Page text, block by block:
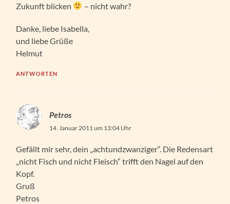
Zukunft blicken
– nicht wahr?
Danke, liebe Isabella,
und liebe Grüße
Helmut
ANTWORTEN
Petros
14. Januar 2011 um 13:04 Uhr
Gefällt mir sehr, dein „achtundzwanziger“. Die Redensart
„nicht Fisch und nicht Fleisch“ trifft den Nagel auf den
Kopf.
Gruß
Petros